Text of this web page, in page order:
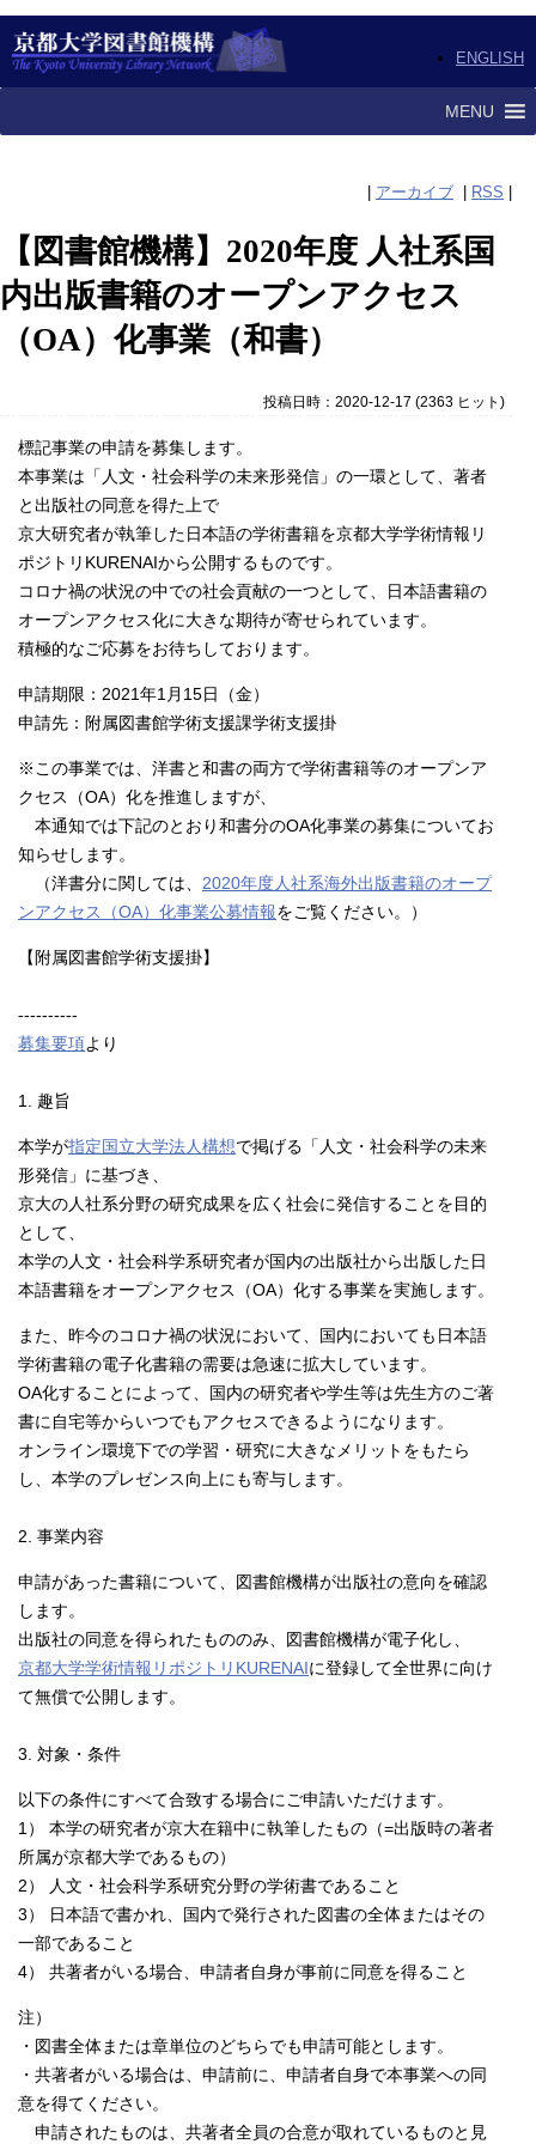
ENGLISH
MENU
アーカイブ RSS
【図書館機構】2020年度 人社系国
内出版書籍のオープンアクセス
（OA）化事業（和書）
投稿日時：2020-12-17 (2363 ヒット )
標記事業の申請を募集します。
本事業は「人文・社会科学の未来形発信」の一環として、著者
と出版社の同意を得た上で
京大研究者が執筆した日本語の学術書籍を京都大学学術情報リ
ポジトリKURENAIから公開するものです。
コロナ禍の状況の中での社会貢献の一つとして、日本語書籍の
オープンアクセス化に大きな期待が寄せられています。
積極的なご応募をお待ちしております。
申請期限：2021年1月15日（金）
申請先：附属図書館学術支援課学術支援掛
※この事業では、洋書と和書の両方で学術書籍等のオープンア
クセス（OA）化を推進しますが、
本通知では下記のとおり和書分のOA化事業の募集についてお
知らせします。
（洋書分に関しては、 2020年度人社系海外出版書籍のオープ
ンアクセス（OA）化事業公募情報をご覧ください。）
【附属図書館学術支援掛】
----------
募集要項より
1. 趣旨
本学が指定国立大学法人構想で掲げる「人文・社会科学の未来
形発信」に基づき、
京大の人社系分野の研究成果を広く社会に発信することを目的
として、
本学の人文・社会科学系研究者が国内の出版社から出版した日
本語書籍をオープンアクセス（OA）化する事業を実施します。
また、昨今のコロナ禍の状況において、国内においても日本語
学術書籍の電子化書籍の需要は急速に拡大しています。
OA化することによって、国内の研究者や学生等は先生方のご著
書に自宅等からいつでもアクセスできるようになります。
オンライン環境下での学習・研究に大きなメリットをもたら
し、本学のプレゼンス向上にも寄与します。
2. 事業内容
申請があった書籍について、図書館機構が出版社の意向を確認
します。
出版社の同意を得られたもののみ、図書館機構が電子化し、
京都大学学術情報リポジトリKURENAIに登録して全世界に向け
て無償で公開します。
3. 対象・条件
以下の条件にすべて合致する場合にご申請いただけます。
1） 本学の研究者が京大在籍中に執筆したもの（=出版時の著者
所属が京都大学であるもの）
2） 人文・社会科学系研究分野の学術書であること
3） 日本語で書かれ、国内で発行された図書の全体またはその
一部であること
4） 共著者がいる場合、申請者自身が事前に同意を得ること
注）
・図書全体または章単位のどちらでも申請可能とします。
・共著者がいる場合は、申請前に、申請者自身で本事業への同
意を得てください。
申請されたものは、共著者全員の合意が取れているものと見